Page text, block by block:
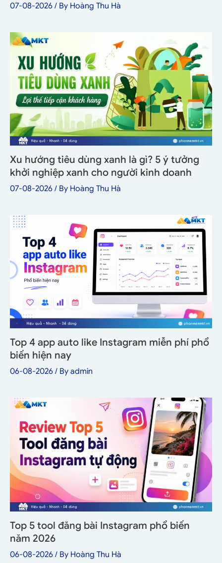
07-08-2026 / By Hoàng Thu Hà
Xu hướng tiêu dùng xanh là gì? 5 ý tưởng
khởi nghiệp xanh cho người kinh doanh
07-08-2026 / By Hoàng Thu Hà
Top 4 app auto like Instagram miễn phí phổ
biến hiện nay
06-08-2026 / By admin
Top 5 tool đăng bài Instagram phổ biến
năm 2026
06-08-2026 / By Hoàng Thu Hà